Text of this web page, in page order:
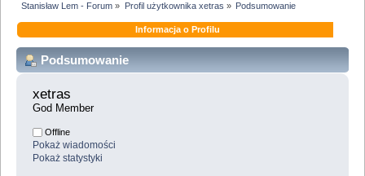
Stanisław Lem - Forum » Profil użytkownika xetras » Podsumowanie
Informacja o Profilu
Podsumowanie
xetras
God Member
Offline
Pokaż wiadomości
Pokaż statystyki